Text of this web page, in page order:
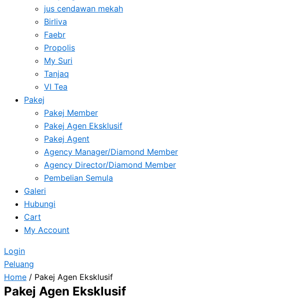
jus cendawan mekah
Birliva
Faebr
Propolis
My Suri
Tanjaq
VI Tea
Pakej
Pakej Member
Pakej Agen Eksklusif
Pakej Agent
Agency Manager/Diamond Member
Agency Director/Diamond Member
Pembelian Semula
Galeri
Hubungi
Cart
My Account
Login
Peluang
Home / Pakej Agen Eksklusif
Pakej Agen Eksklusif